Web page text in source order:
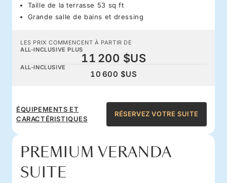
Taille de la terrasse 53 sq ft
Grande salle de bains et dressing
LES PRIX COMMENCENT À PARTIR DE
ALL-INCLUSIVE PLUS
11 200 $US
ALL-INCLUSIVE
10 600 $US
ÉQUIPEMENTS ET
CARACTÉRISTIQUES
RÉSERVEZ VOTRE SUITE
PREMIUM VERANDA
SUITE